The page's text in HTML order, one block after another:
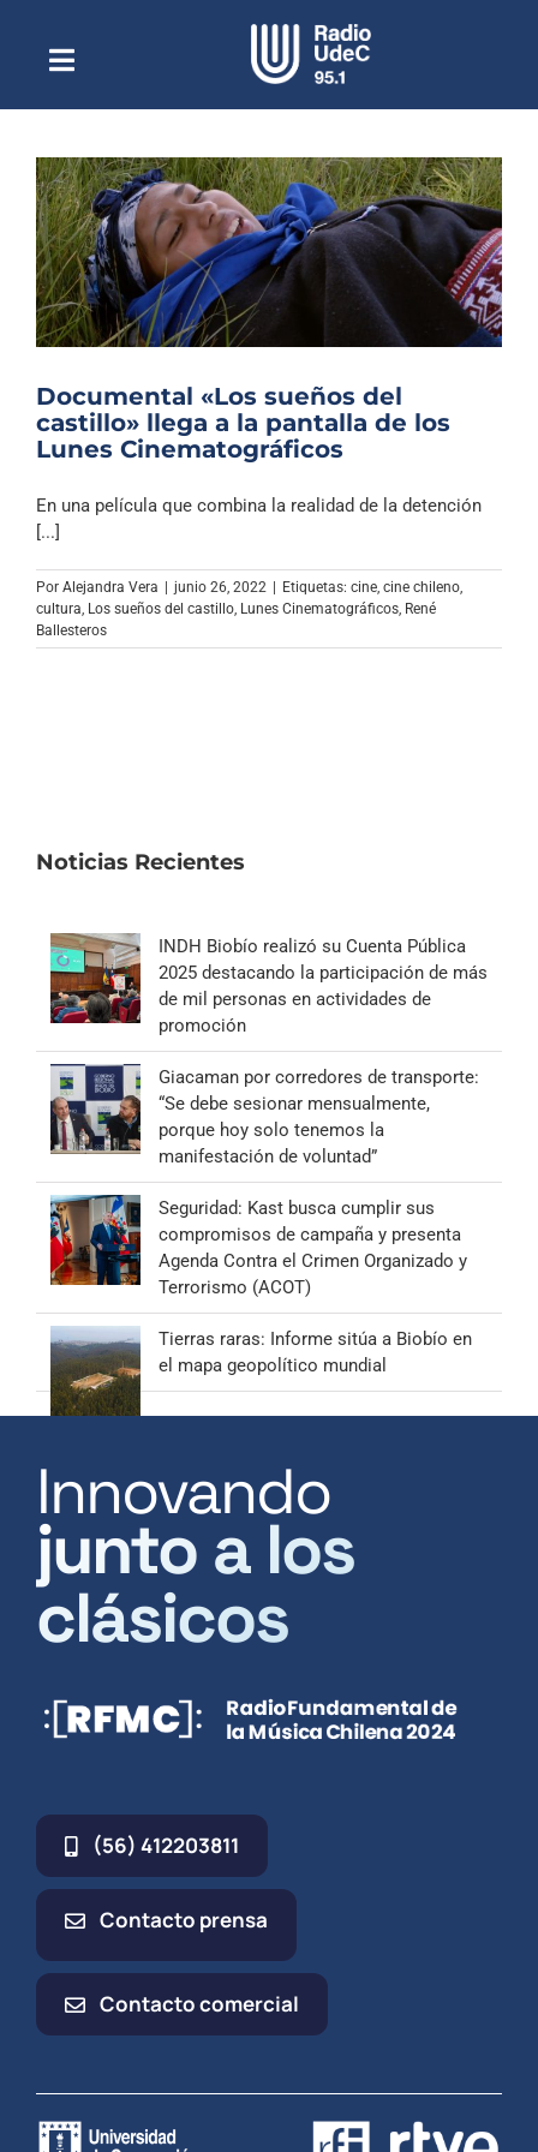
contenidoToggle
NavigationEscuchar Radio UdeC en vivo
Quiénes Somos
Programación
Podcast
Noticias
Columnas
Música Clásica
Especiales
Documental «Los sueños del
castillo» llega a la pantalla de los
Lunes Cinematográficos
En una película que combina la realidad de la detención
[...]
Por Alejandra Vera | junio 26, 2022 | Etiquetas: cine cine chileno
cultura Los sueños del castillo Lunes Cinematográficos René
Ballesteros
Noticias Recientes
INDH Biobío realizó su Cuenta Pública
2025 destacando la participación de más
de mil personas en actividades de
promoción
Giacaman por corredores de transporte:
“Se debe sesionar mensualmente,
porque hoy solo tenemos la
manifestación de voluntad”
Seguridad: Kast busca cumplir sus
compromisos de campaña y presenta
Agenda Contra el Crimen Organizado y
Terrorismo (ACOT)
Tierras raras: Informe sitúa a Biobío en
el mapa geopolítico mundial
Innovando
junto a los
clásicos
(56) 412203811
Contacto prensa
Contacto comercial